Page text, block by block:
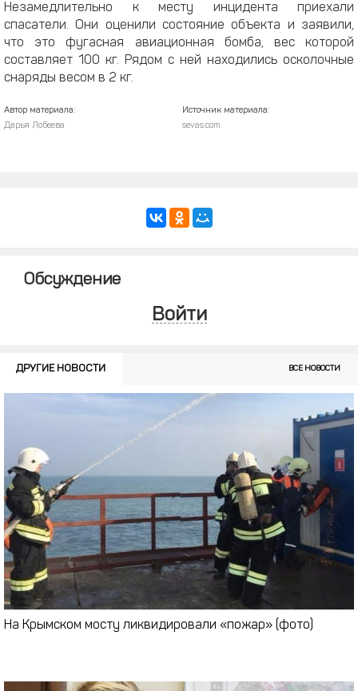
Незамедлительно к месту инцидента приехали
спасатели. Они оценили состояние объекта и заявили,
что это фугасная авиационная бомба, вес которой
составляет 100 кг. Рядом с ней находились осколочные
снаряды весом в 2 кг.
Автор материала:
Дарья Лобеева
Источник материала:
sevas.com
Обсуждение
Войти
На Крымском мосту ликвидировали «пожар» (фото)
ДРУГИЕ НОВОСТИ ВСЕ НОВОСТИ